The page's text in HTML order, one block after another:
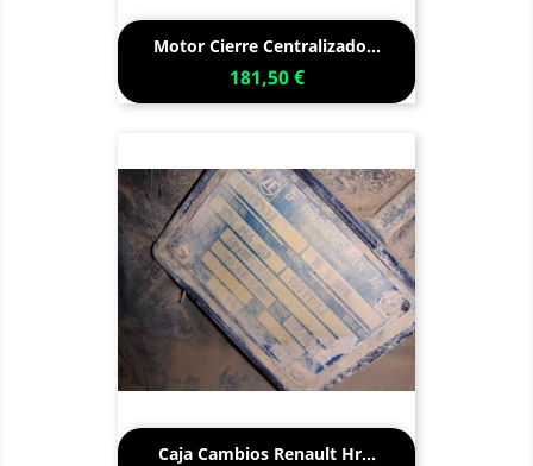
Motor Cierre Centralizado...
181,50 €
Caja Cambios Renault Hr...